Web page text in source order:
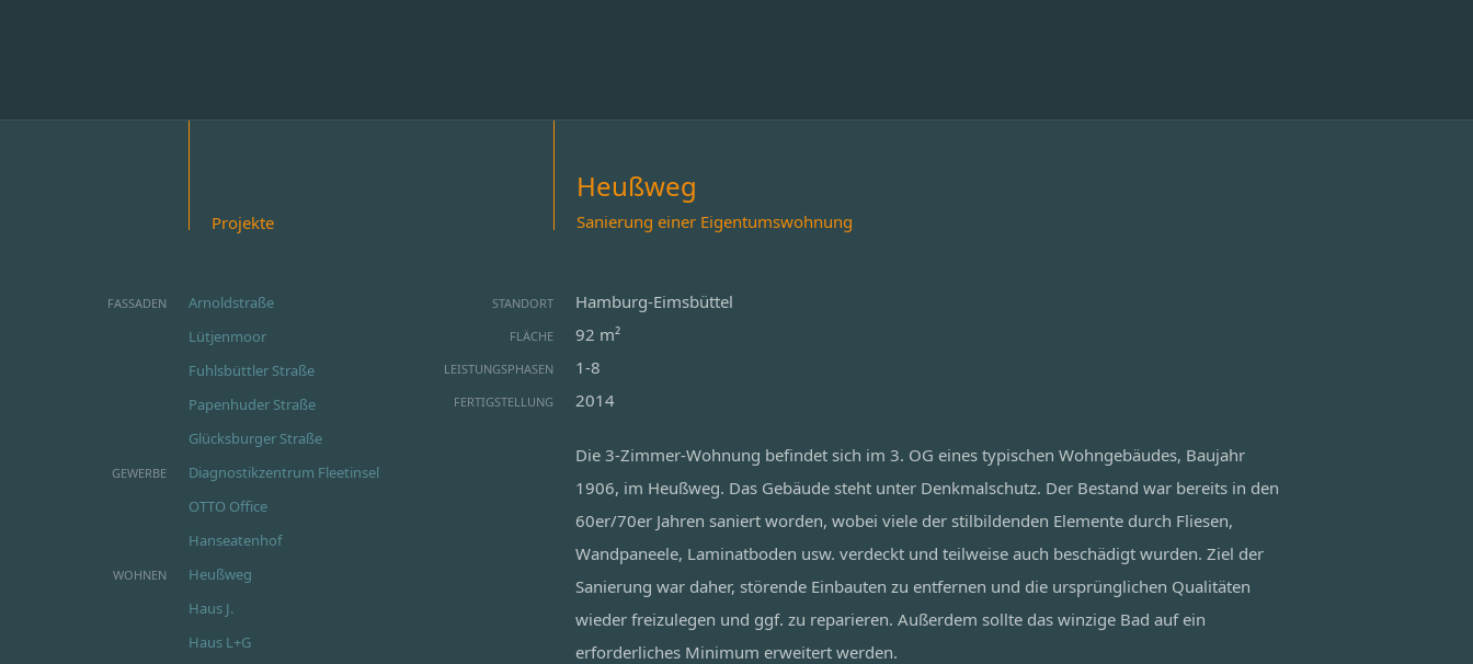
Projekte
FASSADEN
Arnoldstraße
Lütjenmoor
Fuhlsbüttler Straße
Papenhuder Straße
Glücksburger Straße
GEWERBE
Diagnostikzentrum Fleetinsel
OTTO Office
Hanseatenhof
WOHNEN
Heußweg
Haus J.
Haus L+G
Heußweg
Sanierung einer Eigentumswohnung
STANDORT Hamburg-Eimsbüttel
FLÄCHE 92 m²
LEISTUNGSPHASEN 1-8
FERTIGSTELLUNG 2014
Die 3-Zimmer-Wohnung befindet sich im 3. OG eines typischen Wohngebäudes, Baujahr
1906, im Heußweg. Das Gebäude steht unter Denkmalschutz. Der Bestand war bereits in den
60er/70er Jahren saniert worden, wobei viele der stilbildenden Elemente durch Fliesen,
Wandpaneele, Laminatboden usw. verdeckt und teilweise auch beschädigt wurden. Ziel der
Sanierung war daher, störende Einbauten zu entfernen und die ursprünglichen Qualitäten
wieder freizulegen und ggf. zu reparieren. Außerdem sollte das winzige Bad auf ein
erforderliches Minimum erweitert werden.